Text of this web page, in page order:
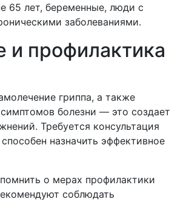
65 лет, беременные, люди с
заболеваниями.
и профилактика
гриппа, а также
болезни — это создает
Требуется консультация
назначить эффективное
о мерах профилактики
соблюдать